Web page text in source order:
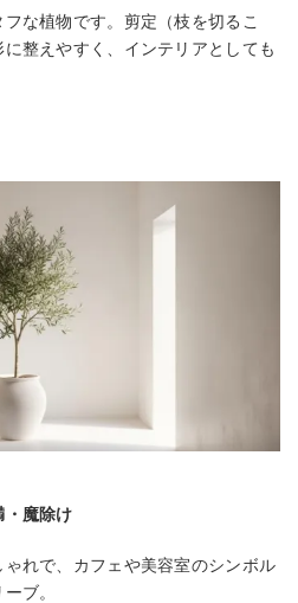
な植物です。剪定（枝を切るこ
整えやすく、インテリアとしても
・魔除け
れで、カフェや美容室のシンボル
ブ。